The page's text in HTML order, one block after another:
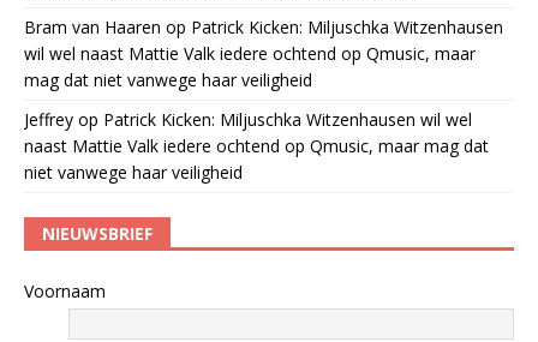
Bram van Haaren op Patrick Kicken: Miljuschka Witzenhausen
wil wel naast Mattie Valk iedere ochtend op Qmusic, maar
mag dat niet vanwege haar veiligheid
Jeffrey op Patrick Kicken: Miljuschka Witzenhausen wil wel
naast Mattie Valk iedere ochtend op Qmusic, maar mag dat
niet vanwege haar veiligheid
NIEUWSBRIEF
Voornaam